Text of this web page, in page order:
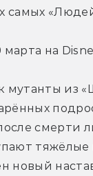
самых
марта на
мутанты из
смерти
тяжёлые
новый